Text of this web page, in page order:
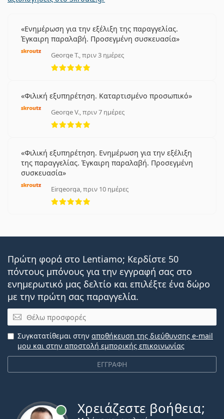
Ενημέρωση για την εξέλιξη της παραγγελίας.
Έγκαιρη παραλαβή. Προσεγμένη συσκευασία
George T., πριν 3 ημέρες
5 αξιολογήσεις από 5
Φιλική εξυπηρέτηση. Καταρτισμένο προσωπικό
George V., πριν 7 ημέρες
5 αξιολογήσεις από 5
Φιλική εξυπηρέτηση. Ενημέρωση για την εξέλιξη
της παραγγελίας. Έγκαιρη παραλαβή. Προσεγμένη
συσκευασία
Eirgeorga, πριν 10 ημέρες
5 αξιολογήσεις από 5
Πρώτη φορά στο Lentiamo; Κερδίστε 50
πόντους μπόνους για την εγγραφή σας στο
ενημερωτικό μας δελτίο και επιλέξτε ένα δώρο
με την πρώτη σας παραγγελία.
Email
ΕΓΓΡΑΦΗ
Συγκατατίθεμαι στην αποθήκευση της διεύθυνσης e-mail
μου και στην αποστολή εμπορικής επικοινωνίας
Χρειάζεστε βοήθεια;